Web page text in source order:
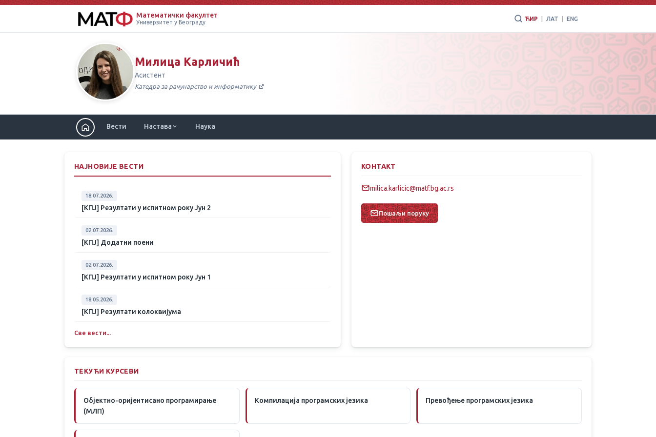
Математички факултет
Универзитет у Београду
ЋИР ЛАТ ENG
Милица Карличић
Асистент
Катедра за рачунарство и информатику
Вести Настава Наука
НАЈНОВИЈЕ ВЕСТИ
18.07.2026.
[КПЈ] Резултати у испитном року Јун 2
02.07.2026.
[КПЈ] Додатни поени
02.07.2026.
[КПЈ] Резултати у испитном року Јун 1
18.05.2026.
[КПЈ] Резултати колоквијума
Све вести...
КОНТАКТ
milica.karlicic@matf.bg.ac.rs
Пошаљи поруку
ТЕКУЋИ КУРСЕВИ
Објектно-оријентисано програмирање
(МЛП)
Компилација програмских језика Превођење програмских језика